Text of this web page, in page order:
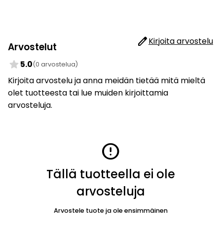
Arvostelut editKirjoita arvostelu
star 5.0(0 arvostelua)
Kirjoita arvostelu ja anna meidän tietää mitä mieltä
olet tuotteesta tai lue muiden kirjoittamia
arvosteluja.
error
Tällä tuotteella ei ole
arvosteluja
Arvostele tuote ja ole ensimmäinen